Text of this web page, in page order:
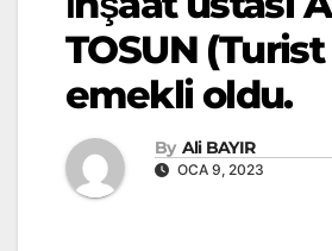
TOSUN
emekli oldu.
By Ali BAYIR
OCA 9, 2023